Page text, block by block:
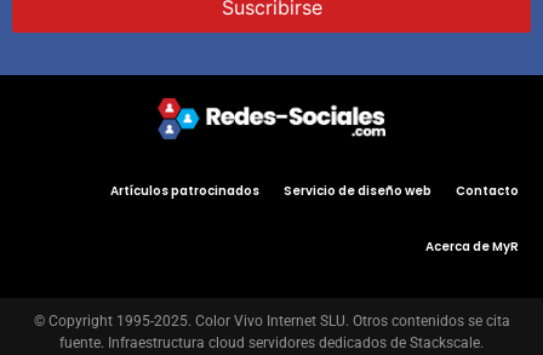
Artículos patrocinados Servicio de diseño web Contacto
Acerca de MyR
© Copyright 1995-2025. Color Vivo Internet SLU. Otros contenidos se cita
fuente. Infraestructura cloud servidores dedicados de Stackscale.